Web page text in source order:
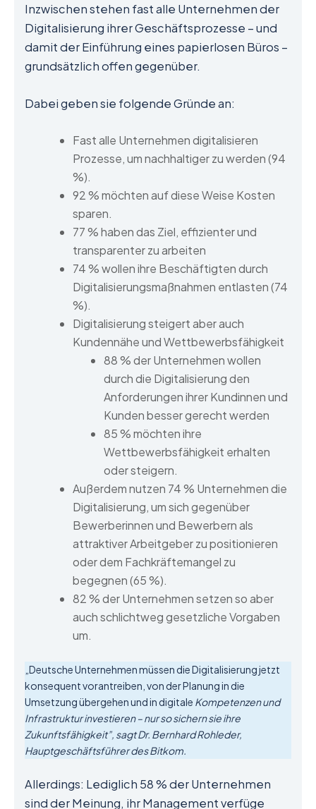
Inzwischen stehen fast alle Unternehmen der
Digitalisierung ihrer Geschäftsprozesse – und
damit der Einführung eines papierlosen Büros –
grundsätzlich offen gegenüber.
Dabei geben sie folgende Gründe an:
Fast alle Unternehmen digitalisieren
Prozesse, um nachhaltiger zu werden (94
%).
92 % möchten auf diese Weise Kosten
sparen.
77 % haben das Ziel, effizienter und
transparenter zu arbeiten
74 % wollen ihre Beschäftigten durch
Digitalisierungsmaßnahmen entlasten (74
%).
Digitalisierung steigert aber auch
Kundennähe und Wettbewerbsfähigkeit
88 % der Unternehmen wollen
durch die Digitalisierung den
Anforderungen ihrer Kundinnen und
Kunden besser gerecht werden
85 % möchten ihre
Wettbewerbsfähigkeit erhalten
oder steigern.
Außerdem nutzen 74 % Unternehmen die
Digitalisierung, um sich gegenüber
Bewerberinnen und Bewerbern als
attraktiver Arbeitgeber zu positionieren
oder dem Fachkräftemangel zu
begegnen (65 %).
82 % der Unternehmen setzen so aber
auch schlichtweg gesetzliche Vorgaben
um.
„Deutsche Unternehmen müssen die Digitalisierung jetzt
konsequent vorantreiben, von der Planung in die
Umsetzung übergehen und in digitale Kompetenzen und
Infrastruktur investieren – nur so sichern sie ihre
Zukunftsfähigkeit”, sagt Dr. Bernhard Rohleder,
Hauptgeschäftsführer des Bitkom.
Allerdings: Lediglich 58 % der Unternehmen
sind der Meinung, ihr Management verfüge